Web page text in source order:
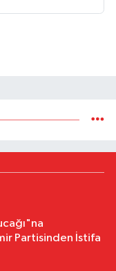
Partisinden İstifa